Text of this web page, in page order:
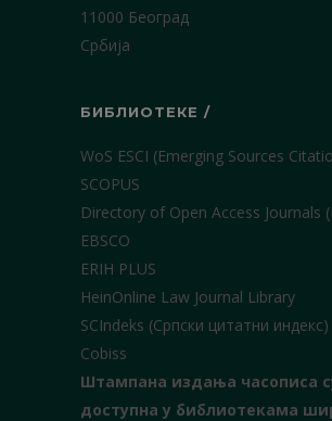
11000 Београд
Србија
БИБЛИОТЕКЕ /
WoS ESCI (Emerging Sources
SCOPUS
Directory of Open Access Journals
EBSCO
ERIH PLUS
HeinOnline Law Journal Library
SCIndeks (Српски цитатни индекс)
Cobiss
Штампана издања часописа
доступна у библиотекама